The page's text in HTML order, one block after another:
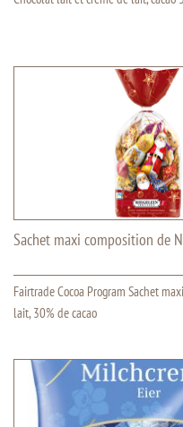
Sachet maxi composition de
Fairtrade Cocoa Program Sachet
lait, 30% de cacao